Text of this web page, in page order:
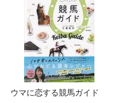
ウマに恋する競馬ガイド